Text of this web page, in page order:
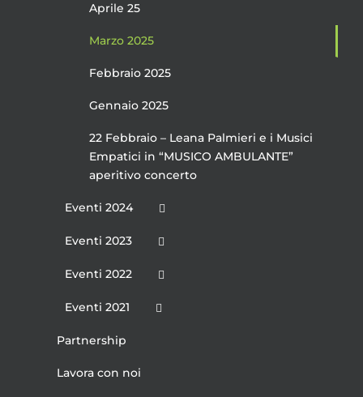
Aprile 25
Marzo 2025
Febbraio 2025
Gennaio 2025
22 Febbraio – Leana Palmieri e i Musici
Empatici in “MUSICO AMBULANTE”
aperitivo concerto
Eventi 2024
Eventi 2023
Eventi 2022
Eventi 2021
Partnership
Lavora con noi